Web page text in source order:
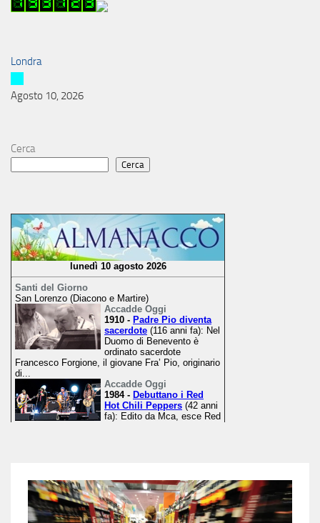
Londra
Agosto 10, 2026
Cerca
Cerca